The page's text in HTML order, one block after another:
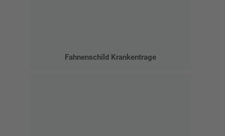
Fahnenschild Krankentrage